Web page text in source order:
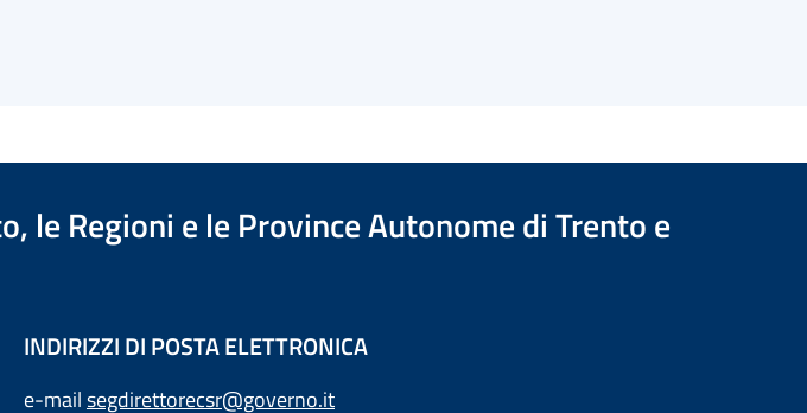
le Regioni e le Province Autonome di Trento e
INDIRIZZI DI POSTA ELETTRONICA
e-mailsegdirettorecsr@governo.it